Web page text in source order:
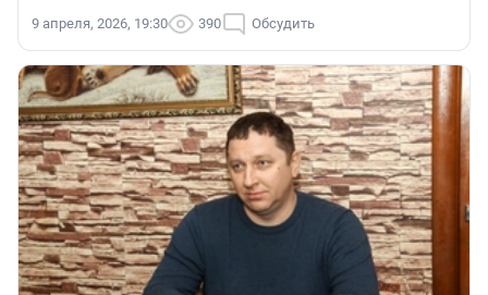
9 апреля, 2026, 19:30 390 Обсудить